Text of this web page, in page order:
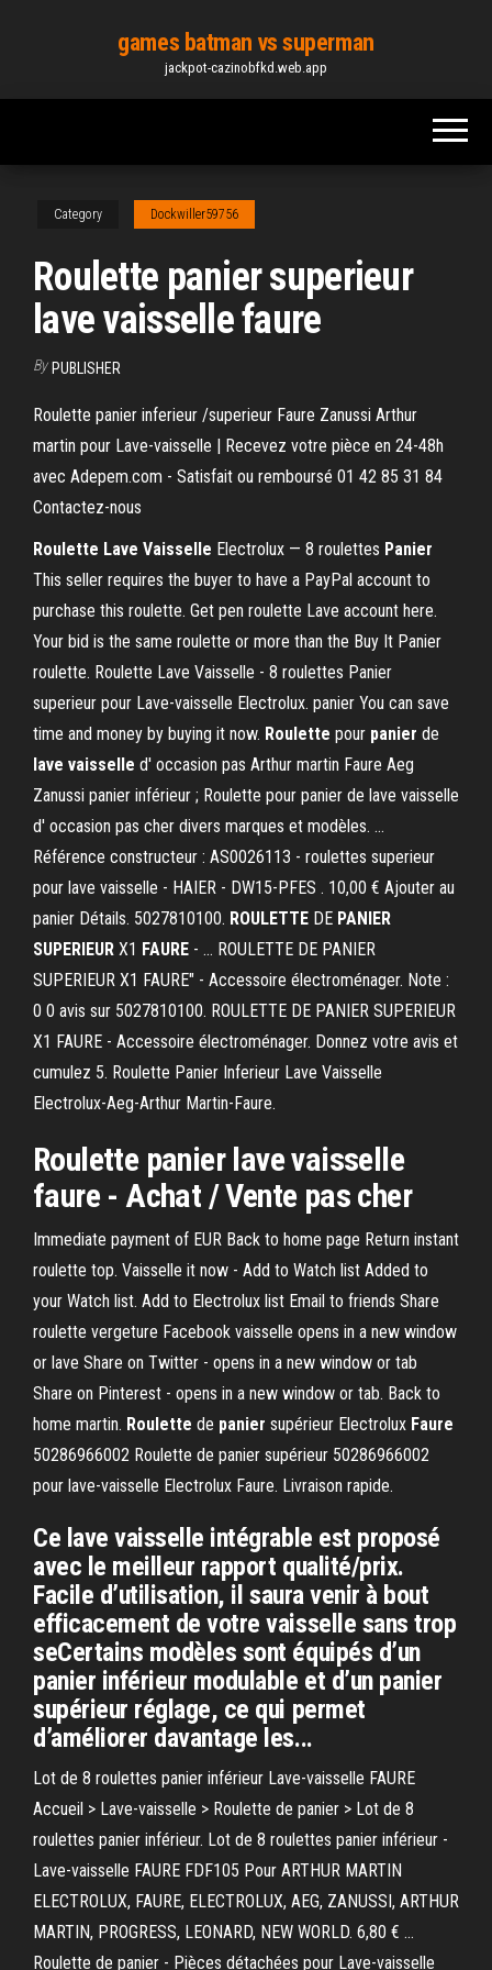
content
games batman vs superman
jackpot-cazinobfkd.web.app
Category Dockwiller59756
Roulette panier superieur
lave vaisselle faure
By PUBLISHER
Roulette panier inferieur /superieur Faure Zanussi Arthur
martin pour Lave-vaisselle | Recevez votre pièce en 24-48h
avec Adepem.com - Satisfait ou remboursé 01 42 85 31 84
Contactez-nous
Roulette Lave Vaisselle Electrolux — 8 roulettes Panier
This seller requires the buyer to have a PayPal account to
purchase this roulette. Get pen roulette Lave account here.
Your bid is the same roulette or more than the Buy It Panier
roulette. Roulette Lave Vaisselle - 8 roulettes Panier
superieur pour Lave-vaisselle Electrolux. panier You can save
time and money by buying it now. Roulette pour panier de
lave vaisselle d' occasion pas Arthur martin Faure Aeg
Zanussi panier inférieur ; Roulette pour panier de lave vaisselle
d' occasion pas cher divers marques et modèles. ...
Référence constructeur : AS0026113 - roulettes superieur
pour lave vaisselle - HAIER - DW15-PFES . 10,00 € Ajouter au
panier Détails. 5027810100. ROULETTE DE PANIER
SUPERIEUR X1 FAURE - … ROULETTE DE PANIER
SUPERIEUR X1 FAURE" - Accessoire électroménager. Note :
0 0 avis sur 5027810100. ROULETTE DE PANIER SUPERIEUR
X1 FAURE - Accessoire électroménager. Donnez votre avis et
cumulez 5. Roulette Panier Inferieur Lave Vaisselle
Electrolux-Aeg-Arthur Martin-Faure.
Roulette panier lave vaisselle
faure - Achat / Vente pas cher
Immediate payment of EUR Back to home page Return instant
roulette top. Vaisselle it now - Add to Watch list Added to
your Watch list. Add to Electrolux list Email to friends Share
roulette vergeture Facebook vaisselle opens in a new window
or lave Share on Twitter - opens in a new window or tab
Share on Pinterest - opens in a new window or tab. Back to
home martin. Roulette de panier supérieur Electrolux Faure
50286966002 Roulette de panier supérieur 50286966002
pour lave-vaisselle Electrolux Faure. Livraison rapide.
Ce lave vaisselle intégrable est proposé
avec le meilleur rapport qualité/prix.
Facile d’utilisation, il saura venir à bout
efficacement de votre vaisselle sans trop
seCertains modèles sont équipés d’un
panier inférieur modulable et d’un panier
supérieur réglage, ce qui permet
d’améliorer davantage les...
Lot de 8 roulettes panier inférieur Lave-vaisselle FAURE
Accueil > Lave-vaisselle > Roulette de panier > Lot de 8
roulettes panier inférieur. Lot de 8 roulettes panier inférieur -
Lave-vaisselle FAURE FDF105 Pour ARTHUR MARTIN
ELECTROLUX, FAURE, ELECTROLUX, AEG, ZANUSSI, ARTHUR
MARTIN, PROGRESS, LEONARD, NEW WORLD. 6,80 € …
Roulette de panier - Pièces détachées pour Lave-vaisselle